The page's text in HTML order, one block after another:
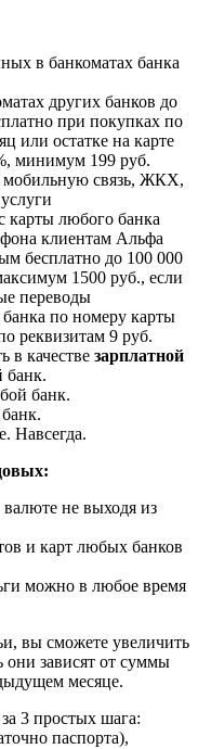
в банкоматах банка
других банков до
при покупках по
или остатке на карте
минимум 199 руб.
мобильную связь, ЖКХ,
карты любого банка
клиентам Альфа
бесплатно до 100 000
1500 руб., если
переводы
по номеру карты
реквизитам 9 руб.
в качестве зарплатной
банк.
банк.
Навсегда.
не выходя из
и карт любых банков
можно в любое время
вы сможете увеличить
они зависят от суммы
месяце.
3 простых шага:
паспорта),